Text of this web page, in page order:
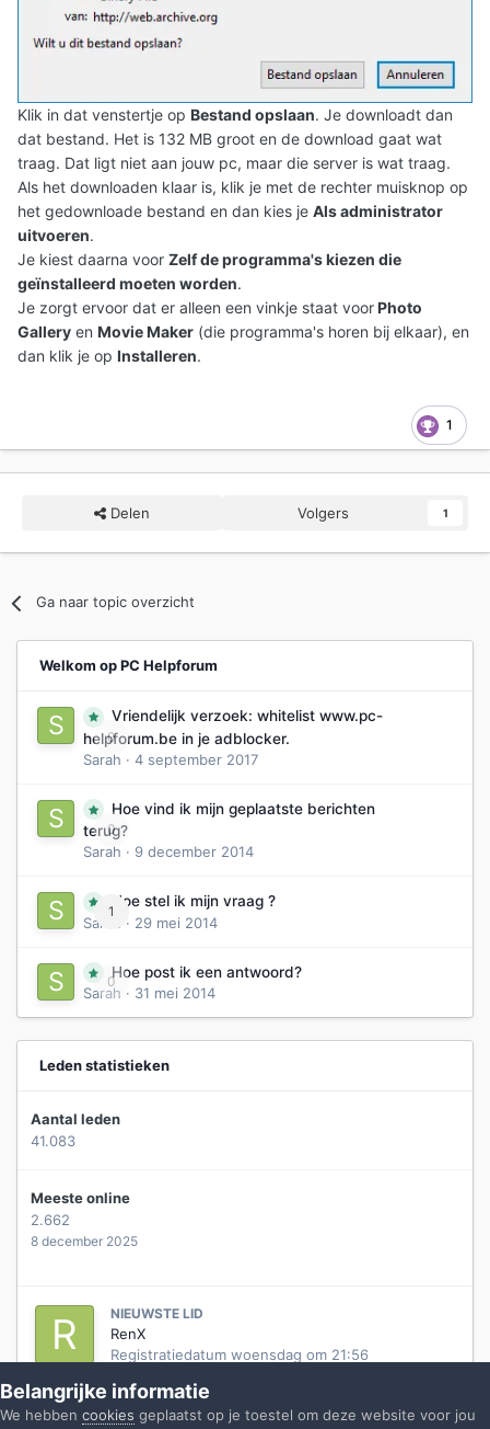
Klik in dat venstertje op Bestand opslaan. Je downloadt dan
dat bestand. Het is 132 MB groot en de download gaat wat
traag. Dat ligt niet aan jouw pc, maar die server is wat traag.
Als het downloaden klaar is, klik je met de rechter muisknop op
het gedownloade bestand en dan kies je Als administrator
uitvoeren.
Je kiest daarna voor Zelf de programma's kiezen die
geïnstalleerd moeten worden.
Je zorgt ervoor dat er alleen een vinkje staat voorPhoto
Gallery en Movie Maker (die programma's horen bij elkaar), en
dan klik je op Installeren.
1
Delen Volgers 1
Ga naar topic overzicht
Welkom op PC Helpforum
0
Vriendelijk verzoek: whitelist www.pc-
helpforum.be in je adblocker.
Sarah · 4 september 2017
0
Hoe vind ik mijn geplaatste berichten
terug?
Sarah · 9 december 2014
1
Hoe stel ik mijn vraag ?
Sarah
· 29 mei 2014
0
Hoe post ik een antwoord?
Sarah · 31 mei 2014
Leden statistieken
Aantal leden
41.083
Meeste online
2.662
8 december 2025
NIEUWSTE LID
RenX
Registratiedatum woensdag om 21:56
Belangrijke informatie
We hebben cookies geplaatst op je toestel om deze website voor jou